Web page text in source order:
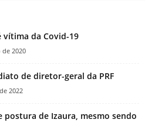
da Covid-19
2020
de diretor-geral da PRF
2022
de Izaura, mesmo sendo